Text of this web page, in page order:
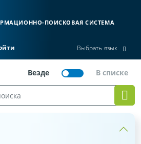
ПОИСКОВАЯ СИСТЕМА
Выбрать язык